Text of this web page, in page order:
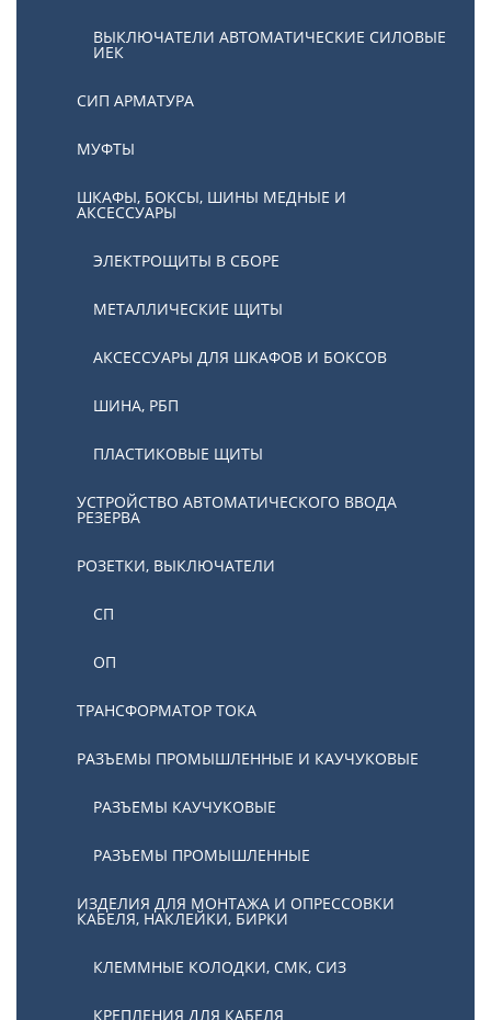
ВЫКЛЮЧАТЕЛИ АВТОМАТИЧЕСКИЕ СИЛОВЫЕ
ИЕК
СИП АРМАТУРА
МУФТЫ
ШКАФЫ, БОКСЫ, ШИНЫ МЕДНЫЕ И
АКСЕССУАРЫ
ЭЛЕКТРОЩИТЫ В СБОРЕ
МЕТАЛЛИЧЕСКИЕ ЩИТЫ
АКСЕССУАРЫ ДЛЯ ШКАФОВ И БОКСОВ
ШИНА, РБП
ПЛАСТИКОВЫЕ ЩИТЫ
УСТРОЙСТВО АВТОМАТИЧЕСКОГО ВВОДА
РЕЗЕРВА
РОЗЕТКИ, ВЫКЛЮЧАТЕЛИ
СП
ОП
ТРАНСФОРМАТОР ТОКА
РАЗЪЕМЫ ПРОМЫШЛЕННЫЕ И КАУЧУКОВЫЕ
РАЗЪЕМЫ КАУЧУКОВЫЕ
РАЗЪЕМЫ ПРОМЫШЛЕННЫЕ
ИЗДЕЛИЯ ДЛЯ МОНТАЖА И ОПРЕССОВКИ
КАБЕЛЯ, НАКЛЕЙКИ, БИРКИ
КЛЕММНЫЕ КОЛОДКИ, СМК, СИЗ
КРЕПЛЕНИЯ ДЛЯ КАБЕЛЯ